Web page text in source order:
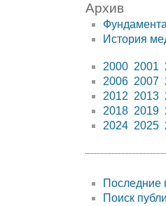
Архив
История
2000 2001
2006 2007
2012 2013
2018 2019
2024 2025
Последние
Поиск